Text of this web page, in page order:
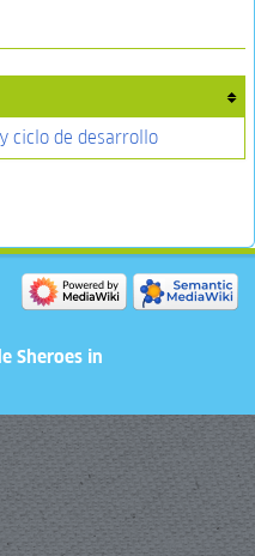
ciclo de desarrollo
Sheroes in